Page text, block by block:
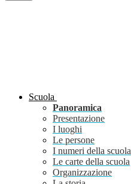
Scuola
Panoramica
Presentazione
I luoghi
Le persone
I numeri della scuola
Le carte della scuola
Organizzazione